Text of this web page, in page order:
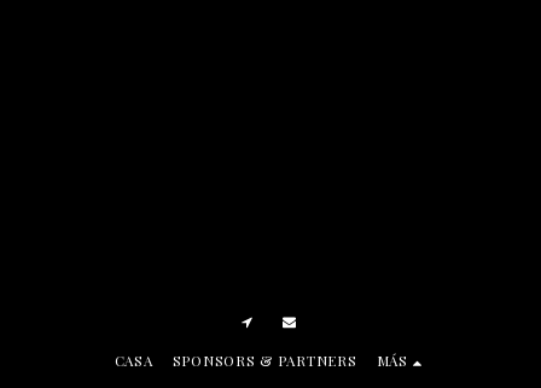
CASA SPONSORS & PARTNERS MÁS